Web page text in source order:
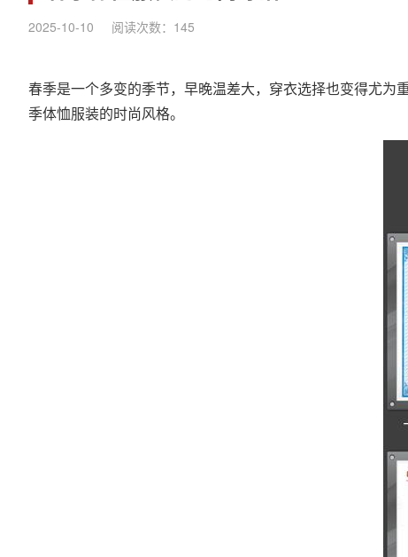
2025-10-10 阅读次数： 145
春季是一个多变的季节，早晚温差大，穿衣选择也变得尤
季体恤服装的时尚风格。